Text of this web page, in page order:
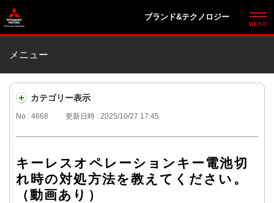
ブランド&テクノロジー
メニュー
カテゴリー表示
No : 4668 更新日時 : 2025/10/27 17:45
キーレスオペレーションキー電池切
れ時の対処方法を教えてください。
（動画あり）